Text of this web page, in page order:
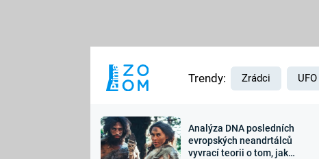
Výročí
Trendy: Zrádci UFO
Analýza DNA posledních
evropských neandrtálců
vyvrací teorii o tom, jak